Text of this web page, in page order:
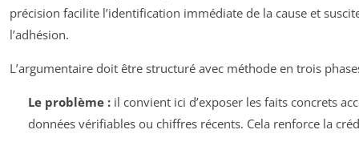
précision facilite l’identification immédiate de la cause et
l’adhésion.
L’argumentaire doit être structuré avec méthode en trois
Le problème :il convient ici d’exposer les faits concrets
données vérifiables ou chiffres récents. Cela renforce la